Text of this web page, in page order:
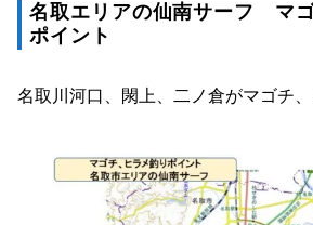
名取エリアの仙南サーフ マ
ポイント
名取川河口、閖上、二ノ倉がマゴチ